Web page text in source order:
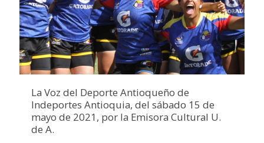
La Voz del Deporte Antioqueño de
Indeportes Antioquia, del sábado 15 de
mayo de 2021, por la Emisora Cultural U.
de A.